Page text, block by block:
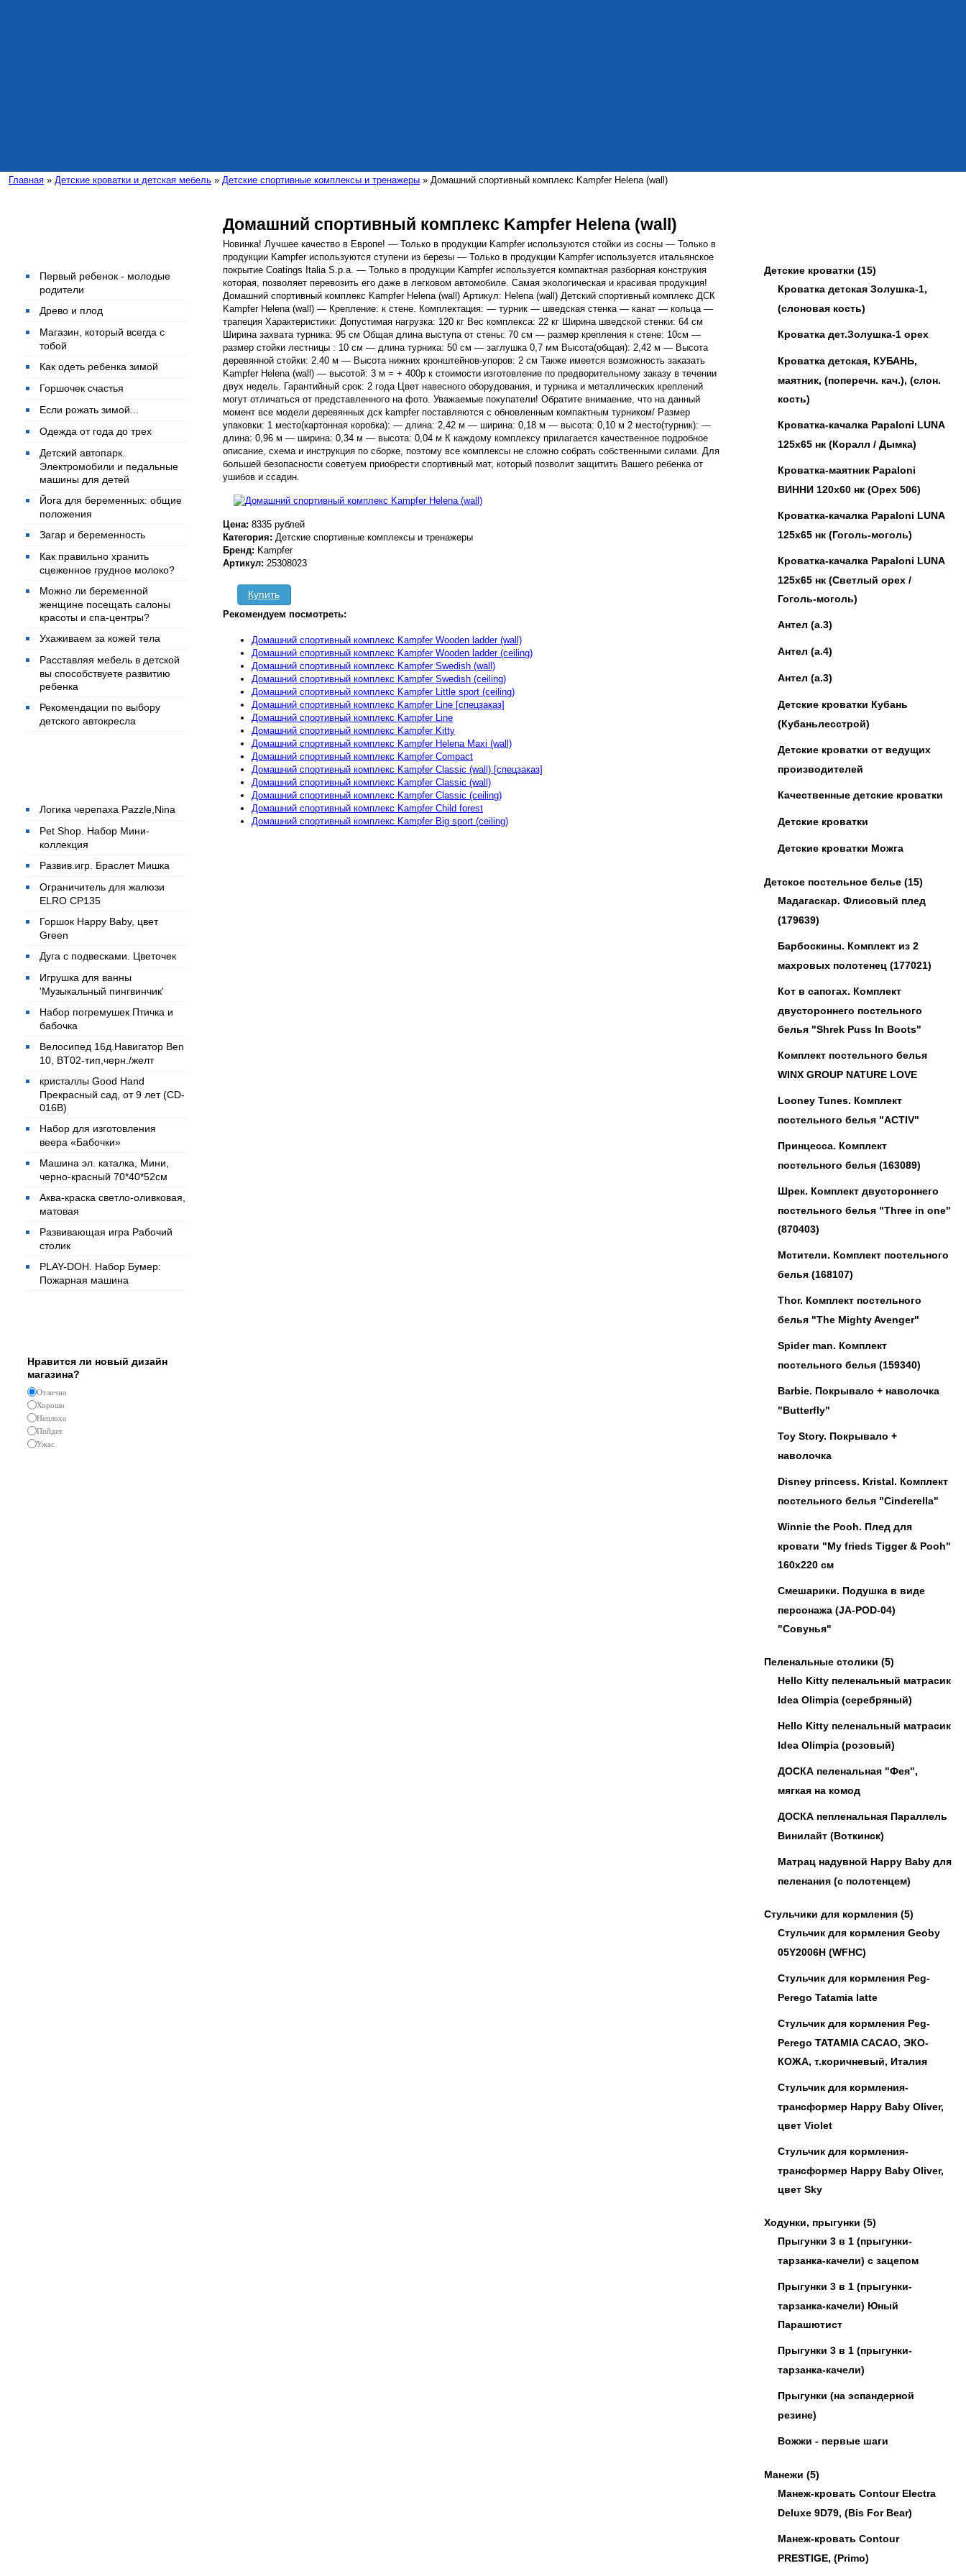
Главная » Детские кроватки и детская мебель » Детские спортивные комплексы и тренажеры » Домашний спортивный комплекс Kampfer Helena (wall)
Детские кроватки (15)
Кроватка детская Золушка-1,
(слоновая кость)
Кроватка дет.Золушка-1 орех
Кроватка детская, КУБАНЬ,
маятник, (поперечн. кач.), (слон.
кость)
Кроватка-качалка Papaloni LUNA
125х65 нк (Коралл / Дымка)
Кроватка-маятник Papaloni
ВИННИ 120х60 нк (Орех 506)
Кроватка-качалка Papaloni LUNA
125х65 нк (Гоголь-моголь)
Кроватка-качалка Papaloni LUNA
125х65 нк (Светлый орех /
Гоголь-моголь)
Антел (а.3)
Антел (а.4)
Антел (а.3)
Детские кроватки Кубань
(Кубаньлесстрой)
Детские кроватки от ведущих
производителей
Качественные детские кроватки
Детские кроватки
Детские кроватки Можга
Детское постельное белье (15)
Мадагаскар. Флисовый плед
(179639)
Барбоскины. Комплект из 2
махровых полотенец (177021)
Кот в сапогах. Комплект
двустороннего постельного
белья "Shrek Puss In Boots"
Комплект постельного белья
WINX GROUP NATURE LOVE
Looney Tunes. Комплект
постельного белья "ACTIV"
Принцесса. Комплект
постельного белья (163089)
Шрек. Комплект двустороннего
постельного белья "Three in one"
(870403)
Мстители. Комплект постельного
белья (168107)
Thor. Комплект постельного
белья "The Mighty Avenger"
Spider man. Комплект
постельного белья (159340)
Barbie. Покрывало + наволочка
"Butterfly"
Toy Story. Покрывало +
наволочка
Disney princess. Kristal. Комплект
постельного белья "Cinderella"
Winnie the Pooh. Плед для
кровати "My frieds Tigger & Pooh"
160х220 см
Смешарики. Подушка в виде
персонажа (JA-POD-04)
"Совунья"
Пеленальные столики (5)
Hello Kitty пеленальный матрасик
Idea Olimpia (серебряный)
Hello Kitty пеленальный матрасик
Idea Olimpia (розовый)
ДОСКА пеленальная "Фея",
мягкая на комод
ДОСКА пепленальная Параллель
Винилайт (Воткинск)
Матрац надувной Happy Baby для
пеленания (с полотенцем)
Стульчики для кормления (5)
Стульчик для кормления Geoby
05Y2006H (WFHC)
Стульчик для кормления Peg-
Perego Tatamia latte
Стульчик для кормления Peg-
Perego TATAMIA CACAO, ЭКО-
КОЖА, т.коричневый, Италия
Cтульчик для кормления-
трансформер Happy Baby Oliver,
цвет Violet
Cтульчик для кормления-
трансформер Happy Baby Oliver,
цвет Sky
Ходунки, прыгунки (5)
Прыгунки 3 в 1 (прыгунки-
тарзанка-качели) с зацепом
Прыгунки 3 в 1 (прыгунки-
тарзанка-качели) Юный
Парашютист
Прыгунки 3 в 1 (прыгунки-
тарзанка-качели)
Прыгунки (на эспандерной
резине)
Вожжи - первые шаги
Манежи (5)
Манеж-кровать Contour Electra
Deluxe 9D79, (Bis For Bear)
Манеж-кровать Contour
PRESTIGE, (Primo)
Первый ребенок - молодые
родители
Древо и плод
Магазин, который всегда с
тобой
Как одеть ребенка зимой
Горшочек счастья
Если рожать зимой...
Одежда от года до трех
Детский автопарк.
Электромобили и педальные
машины для детей
Йога для беременных: общие
положения
Загар и беременность
Как правильно хранить
сцеженное грудное молоко?
Можно ли беременной
женщине посещать салоны
красоты и спа-центры?
Ухаживаем за кожей тела
Расставляя мебель в детской
вы способствуете развитию
ребенка
Рекомендации по выбору
детского автокресла
Логика черепаха Pazzle,Nina
Pet Shop. Набор Мини-
коллекция
Развив.игр. Браслет Мишка
Ограничитель для жалюзи
ELRO CP135
Горшок Happy Baby, цвет
Green
Дуга с подвесками. Цветочек
Игрушка для ванны
'Музыкальный пингвинчик'
Набор погремушек Птичка и
бабочка
Велосипед 16д.Навигатор Ben
10, BT02-тип,черн./желт
кристаллы Good Hand
Прекрасный сад, от 9 лет (CD-
016B)
Набор для изготовления
веера «Бабочки»
Машина эл. каталка, Мини,
черно-красный 70*40*52см
Аква-краска светло-оливковая,
матовая
Развивающая игра Рабочий
столик
PLAY-DOH. Набор Бумер:
Пожарная машина
Нравится ли новый дизайн
магазина?
Отлично
Хорошо
Неплохо
Пойдет
Ужас
Домашний спортивный комплекс Kampfer Helena (wall)
Новинка! Лучшее качество в Европе! — Только в продукции Kampfer используются стойки из сосны — Только в
продукции Kampfer используются ступени из березы — Только в продукции Kampfer используется итальянское
покрытие Coatings Italia S.p.a. — Только в продукции Kampfer используется компактная разборная конструкия
которая, позволяет перевозить его даже в легковом автомобиле. Самая экологическая и красивая продукция!
Домашний спортивный комплекс Kampfer Helena (wall) Артикул: Helena (wall) Детский спортивный комплекс ДСК
Kampfer Helena (wall) — Крепление: к стене. Комплектация: — турник — шведская стенка — канат — кольца —
трапеция Характеристики: Допустимая нагрузка: 120 кг Вес комплекса: 22 кг Ширина шведской стенки: 64 см
Ширина захвата турника: 95 см Общая длина выступа от стены: 70 см — размер крепления к стене: 10см —
размер стойки лестницы : 10 см — длина турника: 50 см — заглушка 0,7 мм Высота(общая): 2,42 м — Высота
деревянной стойки: 2.40 м — Высота нижних кронштейнов-упоров: 2 см Также имеется возможность заказать
Kampfer Helena (wall) — высотой: 3 м = + 400р к стоимости изготовление по предворительному заказу в течении
двух недель. Гарантийный срок: 2 года Цвет навесного оборудования, и турника и металлических креплений
могут отличаться от представленного на фото. Уважаемые покупатели! Обратите внимаение, что на данный
момент все модели деревянных дск kampfer поставляются с обновленным компактным турником/ Размер
упаковки: 1 место(картонная коробка): — длина: 2,42 м — ширина: 0,18 м — высота: 0,10 м 2 место(турник): —
длина: 0,96 м — ширина: 0,34 м — высота: 0,04 м К каждому комплексу прилагается качественное подробное
описание, схема и инструкция по сборке, поэтому все комплексы не сложно собрать собственными силами. Для
большей безопасности советуем приобрести спортивный мат, который позволит защитить Вашего ребенка от
ушибов и ссадин.
Цена: 8335 рублей
Категория: Детские спортивные комплексы и тренажеры
Бренд: Kampfer
Артикул: 25308023
Купить
Рекомендуем посмотреть:
Домашний спортивный комплекс Kampfer Wooden ladder (wall)
Домашний спортивный комплекс Kampfer Wooden ladder (ceiling)
Домашний спортивный комплекс Kampfer Swedish (wall)
Домашний спортивный комплекс Kampfer Swedish (ceiling)
Домашний спортивный комплекс Kampfer Little sport (ceiling)
Домашний спортивный комплекс Kampfer Line [спецзаказ]
Домашний спортивный комплекс Kampfer Line
Домашний спортивный комплекс Kampfer Kitty
Домашний спортивный комплекс Kampfer Helena Maxi (wall)
Домашний спортивный комплекс Kampfer Compact
Домашний спортивный комплекс Kampfer Classic (wall) [спецзаказ]
Домашний спортивный комплекс Kampfer Classic (wall)
Домашний спортивный комплекс Kampfer Classic (ceiling)
Домашний спортивный комплекс Kampfer Child forest
Домашний спортивный комплекс Kampfer Big sport (ceiling)